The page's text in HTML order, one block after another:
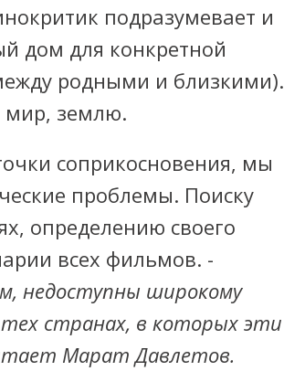
подразумевает и
дом для конкретной
родными и близкими).
мир, землю.
соприкосновения, мы
проблемы. Поиску
определению своего
всех фильмов. -
недоступны широкому
странах, в которых эти
Марат Давлетов.